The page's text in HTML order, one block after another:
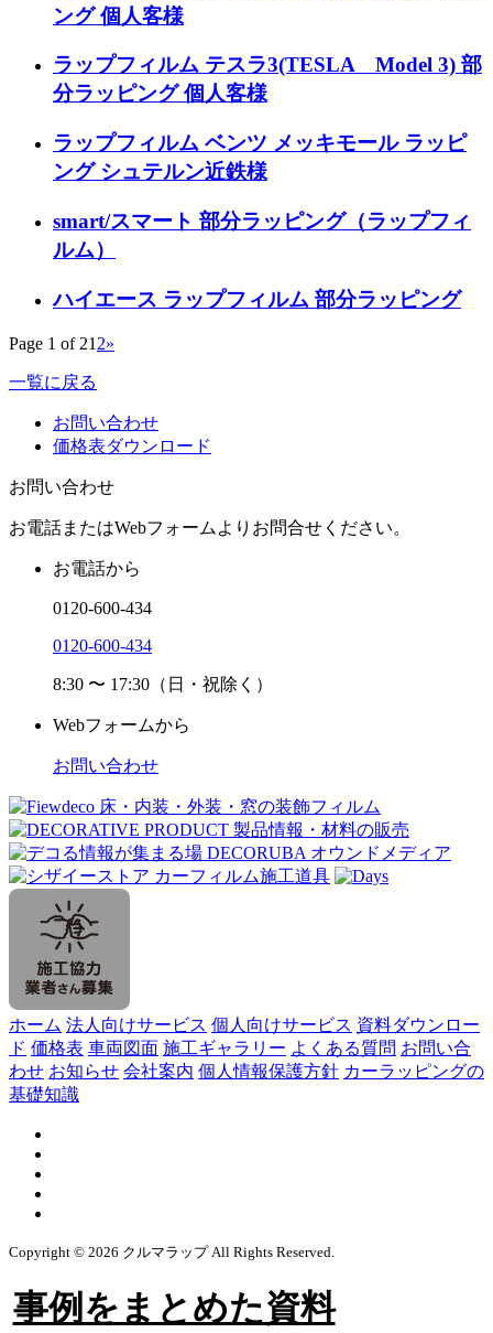
ング 個人客様
ラップフィルム テスラ3(TESLA Model 3) 部
分ラッピング 個人客様
ラップフィルム ベンツ メッキモール ラッピ
ング シュテルン近鉄様
smart/スマート 部分ラッピング（ラップフィ
ルム）
ハイエース ラップフィルム 部分ラッピング
Page 1 of 21 2»
一覧に戻る
お問い合わせ
価格表ダウンロード
お問い合わせ
お電話またはWebフォームよりお問合せください。
お電話から
0120-600-434
0120-600-434
8:30 〜 17:30（日・祝除く）
Webフォームから
お問い合わせ
ホーム 法人向けサービス 個人向けサービス 資料ダウンロー
ド 価格表 車両図面 施工ギャラリー よくある質問 お問い合
わせ お知らせ 会社案内 個人情報保護方針 カーラッピングの
基礎知識
Copyright © 2026 クルマラップ All Rights Reserved.
事例をまとめた資料